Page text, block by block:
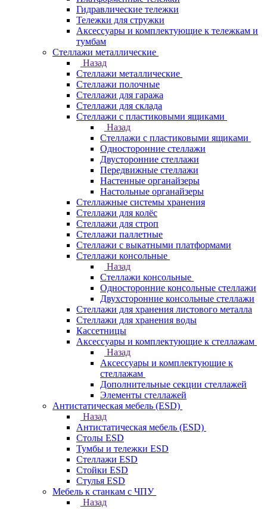
Гидравлические тележки
Тележки для стружки
Аксесcуары и комплектующие к тележкам и
тумбам
Стеллажи металлические
Назад
Стеллажи металлические
Стеллажи полочные
Стеллажи для гаража
Стеллажи для склада
Стеллажи с пластиковыми ящиками
Назад
Стеллажи с пластиковыми ящиками
Односторонние стеллажи
Двусторонние стеллажи
Передвижные стеллажи
Настенные органайзеры
Настольные органайзеры
Стеллажные системы хранения
Стеллажи для колёс
Стеллажи для строп
Стеллажи паллетные
Стеллажи с выкатными платформами
Стеллажи консольные
Назад
Стеллажи консольные
Односторонние консольные стеллажи
Двухсторонние консольные стеллажи
Стеллажи для хранения листового металла
Стеллажи для хранения воды
Кассетницы
Аксесcуары и комплектующие к стеллажам
Назад
Аксесcуары и комплектующие к
стеллажам
Дополнительные секции стеллажей
Элементы стеллажей
Антистатическая мебель (ESD)
Назад
Антистатическая мебель (ESD)
Столы ESD
Тумбы и тележки ESD
Стеллажи ESD
Стойки ESD
Стулья ESD
Мебель к станкам с ЧПУ
Назад